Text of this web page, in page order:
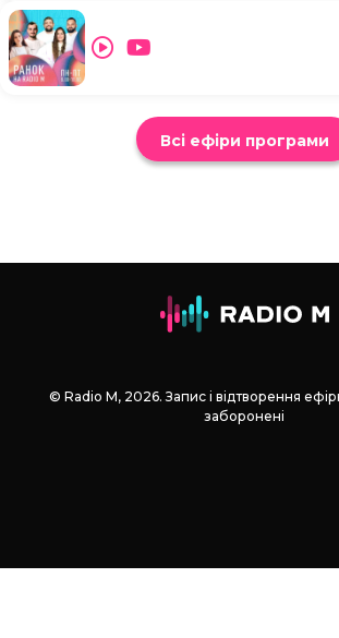
Всі ефіри програми
© Radio М, 2026. Запис і відтворення
заборонені